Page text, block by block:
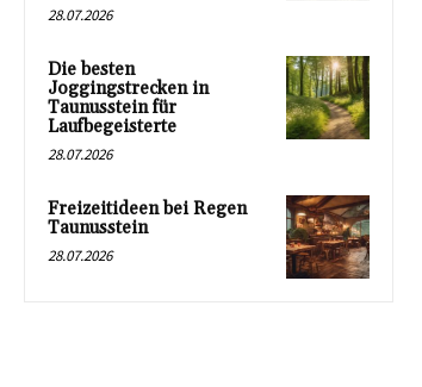
28.07.2026
Die besten
Joggingstrecken in
Taunusstein für
Laufbegeisterte
28.07.2026
Freizeitideen bei Regen
Taunusstein
28.07.2026